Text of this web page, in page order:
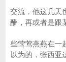
交流，他这几天
酬，再或者是跟
些莺莺燕燕在一
以为的，张西亚